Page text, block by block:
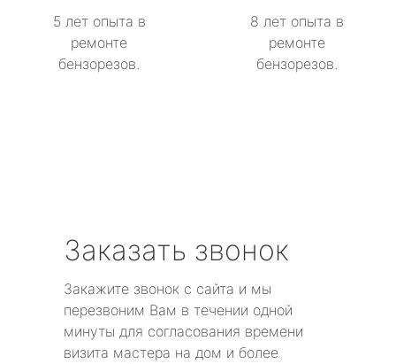
5 лет опыта в
ремонте
бензорезов.
8 лет опыта в
ремонте
бензорезов.
Заказать звонок
Закажите звонок с сайта и мы
перезвоним Вам в течении одной
минуты для согласования времени
визита мастера на дом и более